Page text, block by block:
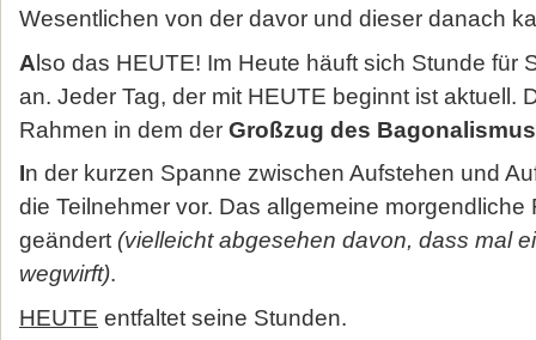
Wesentlichen von der davor und dieser danach
Also das HEUTE! Im Heute häuft sich Stunde für
an. Jeder Tag, der mit HEUTE beginnt ist aktuell.
Rahmen in dem der Großzug des Bagonalismus
In der kurzen Spanne zwischen Aufstehen und
die Teilnehmer vor. Das allgemeine morgendliche
geändert (vielleicht abgesehen davon, dass mal
wegwirft).
HEUTE entfaltet seine Stunden.